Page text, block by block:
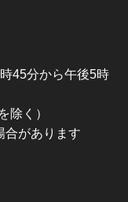
45分から午後5時
除く）
合があります